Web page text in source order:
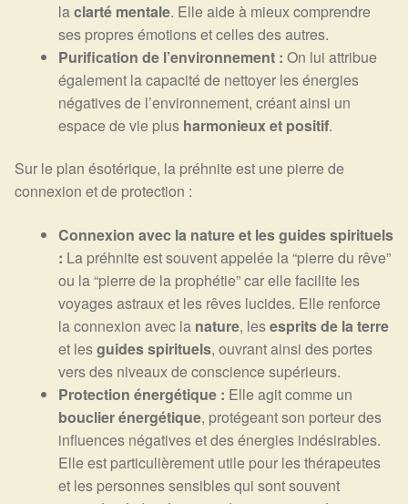
la clarté mentale. Elle aide à mieux comprendre
ses propres émotions et celles des autres.
Purification de l’environnement : On lui attribue
également la capacité de nettoyer les énergies
négatives de l’environnement, créant ainsi un
espace de vie plus harmonieux et positif.
Sur le plan ésotérique, la préhnite est une pierre de
connexion et de protection :
Connexion avec la nature et les guides spirituels
: La préhnite est souvent appelée la “pierre du rêve”
ou la “pierre de la prophétie” car elle facilite les
voyages astraux et les rêves lucides. Elle renforce
la connexion avec la nature, lesesprits de la terre
et lesguides spirituels, ouvrant ainsi des portes
vers des niveaux de conscience supérieurs.
Protection énergétique : Elle agit comme un
bouclier énergétique, protégeant son porteur des
influences négatives et des énergies indésirables.
Elle est particulièrement utile pour les thérapeutes
et les personnes sensibles qui sont souvent